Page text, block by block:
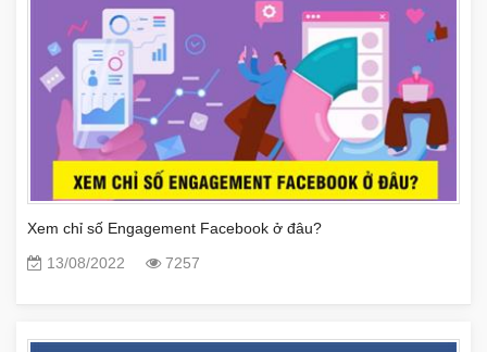
Xem chỉ số Engagement Facebook ở đâu?
13/08/2022
7257